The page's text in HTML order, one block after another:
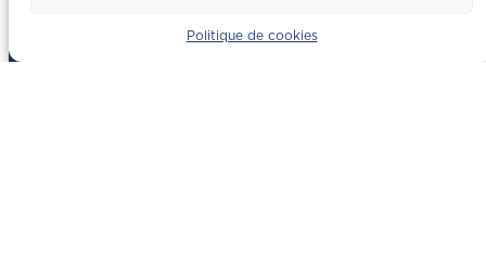
Politique de cookies